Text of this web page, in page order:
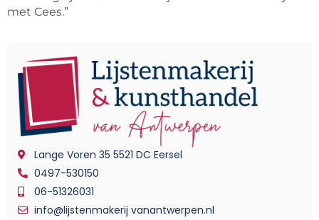
met Cees.”
Lange Voren 35 5521 DC Eersel
0497-530150
06-51326031
info@lijstenmakerij vanantwerpen.nl